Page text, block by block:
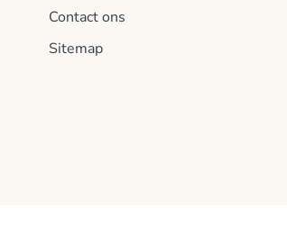
Contact ons
Sitemap